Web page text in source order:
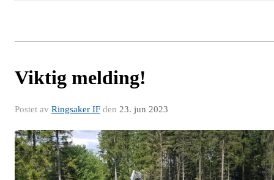
Viktig melding!
Postet av Ringsaker IF den 23. jun 2023